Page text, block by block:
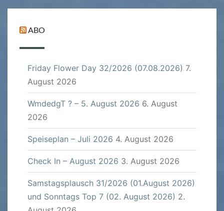
ABO
Friday Flower Day 32/2026 (07.08.2026) 7.
August 2026
WmdedgT ? – 5. August 2026 6. August
2026
Speiseplan – Juli 2026 4. August 2026
Check In – August 2026 3. August 2026
Samstagsplausch 31/2026 (01.August 2026)
und Sonntags Top 7 (02. August 2026) 2.